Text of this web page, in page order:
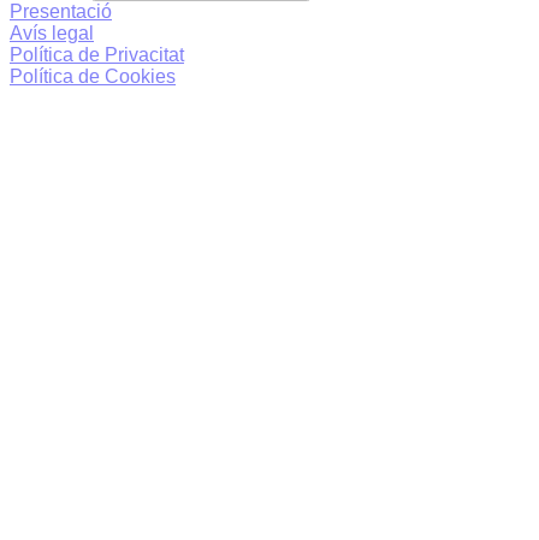
Presentació
Avís legal
Política de Privacitat
Política de Cookies